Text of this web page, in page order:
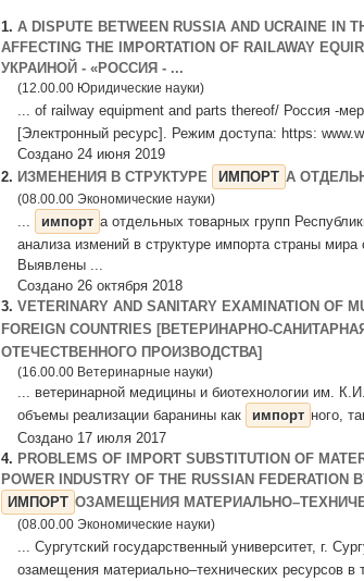
1. A DISPUTE BETWEEN RUSSIA AND UCRAINE IN
AFFECTING THE IMPORTATION OF RAILAWAY
УКРАИНОЙ - «РОССИЯ - ...
(12.00.00 Юридические науки)
... of railway equipment and parts thereof/ Россия -
[Электронный ресурс]. Режим доступа: https:
Создано 24 июня 2019
2. ИЗМЕНЕНИЯ В СТРУКТУРЕ ИМПОРТ А
(08.00.00 Экономические науки)
... импорт а отдельных товарных групп
анализа измений в структуре импорта страны
Выявлены ...
Создано 26 октября 2018
3. VETERINARY AND SANITARY EXAMINATION OF
FOREIGN COUNTRIES [ВЕТЕРИНАРНО-
ОТЕЧЕСТВЕННОГО ПРОИЗВОДСТВА]
(16.00.00 Ветеринарные науки)
... ветеринарной медицины и биотехнологии им.
объемы реализации баранины как
импорт ного,
Создано 17 июля 2017
4. PROBLEMS OF IMPORT SUBSTITUTION OF
POWER INDUSTRY OF THE RUSSIAN
ИМПОРТ ОЗАМЕЩЕНИЯ
(08.00.00 Экономические науки)
... Сургутский государственный университет, г.
озамещения материально–технических ресурсов